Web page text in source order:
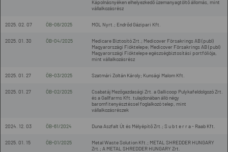
Kápolnásnyéken elhelyezkedő üzemanyagtöltő állomás, mint
vállalkozásrész
2025. 02. 07 ÖB-06/2025 MOL Nyrt.; Endrőd Gázipari Kft.
2025. 01. 30 ÖB-04/2025
Medicare Biztosító Zrt.; Medicover Försakrings AB (publ)
Magyarországi Fióktelepe; Medicover Försakrings AB (publ)
Magyarországi Fióktelepe egészségbiztosítási portfóliója,
mint vállalkozásrész
2025. 01. 27 ÖB-03/2025 Szatmári Zoltán Károly; Kunsági Malom Kft.
2025. 01. 27 ÖB-02/2025
Csabatáj Mezőgazdasági Zrt. a Gallicoop Pulykafeldolgozó Zrt.
és a Gallfarms Kft. tulajdonában álló négy
baromfitenyésztéssel foglalkozó telep, mint
vállalkozásrészek
2024. 12. 03 ÖB-61/2024 Duna Aszfalt Út és Mélyépítő Zrt.; S u b t e r r a - Raab Kft.
2025. 01. 15 ÖB-01/2025
Metal Waste Solution Kft.; METAL SHREDDER HUNGARY
Zrt.; A METAL SHREDDER HUNGARY Zrt.